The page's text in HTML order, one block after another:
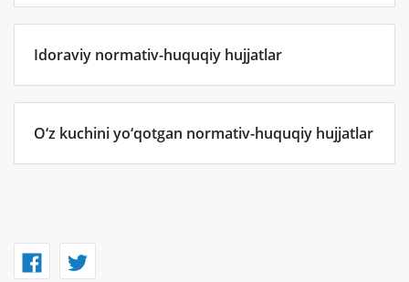
Idoraviy normativ-huquqiy hujjatlar
O‘z kuchini yo‘qotgan normativ-huquqiy hujjatlar